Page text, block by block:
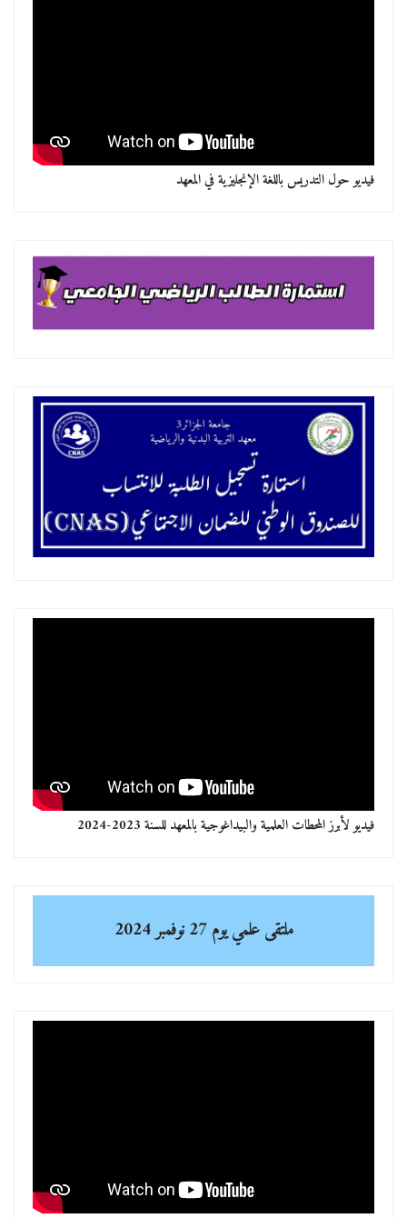
فيديو حول التدريس باللغة الإنجليزية في المعهد
فيديو لأبرز المحطات العلمية والبيداغوجية بالمعهد للسنة 2023-2024
ملتقى علمييوم 27 نوفمبر 2024